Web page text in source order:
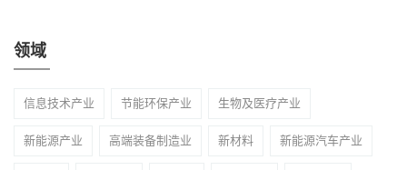
领域
信息技术产业 节能环保产业 生物及医疗产业
新能源产业 高端装备制造业 新材料 新能源汽车产业